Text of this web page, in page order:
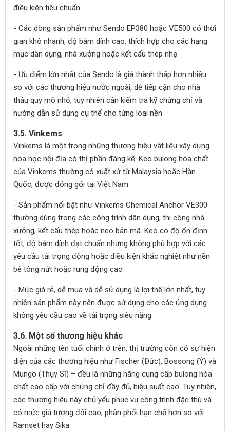
điều kiện tiêu chuẩn
- Các dòng sản phẩm như Sendo EP380 hoặc VE500 có thời
gian khô nhanh, độ bám dính cao, thích hợp cho các hạng
mục dân dụng, nhà xưởng hoặc kết cấu thép nhẹ
- Ưu điểm lớn nhất của Sendo là giá thành thấp hơn nhiều
so với các thương hiệu nước ngoài, dễ tiếp cận cho nhà
thầu quy mô nhỏ, tuy nhiên cần kiểm tra kỹ chứng chỉ và
hướng dẫn sử dụng cụ thể cho từng loại nền
3.5. Vinkems
Vinkems là một trong những thương hiệu vật liệu xây dựng
hóa học nội địa có thị phần đáng kể. Keo bulong hóa chất
của Vinkems thường có xuất xứ từ Malaysia hoặc Hàn
Quốc, được đóng gói tại Việt Nam
- Sản phẩm nổi bật như Vinkems Chemical Anchor VE300
thường dùng trong các công trình dân dụng, thi công nhà
xưởng, kết cấu thép hoặc neo bản mã. Keo có độ ổn định
tốt, độ bám dính đạt chuẩn nhưng không phù hợp với các
yêu cầu tải trọng động hoặc điều kiện khắc nghiệt như nền
bê tông nứt hoặc rung động cao
- Mức giá rẻ, dễ mua và dễ sử dụng là lợi thế lớn nhất, tuy
nhiên sản phẩm này nên được sử dụng cho các ứng dụng
không yêu cầu cao về tải trọng siêu nặng
3.6. Một số thương hiệu khác
Ngoài những tên tuổi chính ở trên, thị trường còn có sự hiện
diện của các thương hiệu như Fischer (Đức), Bossong (Ý) và
Mungo (Thụy Sĩ) – đều là những hãng cung cấp bulong hóa
chất cao cấp với chứng chỉ đầy đủ, hiệu suất cao. Tuy nhiên,
các thương hiệu này chủ yếu phục vụ công trình đặc thù và
có mức giá tương đối cao, phân phối hạn chế hơn so với
Ramset hay Sika